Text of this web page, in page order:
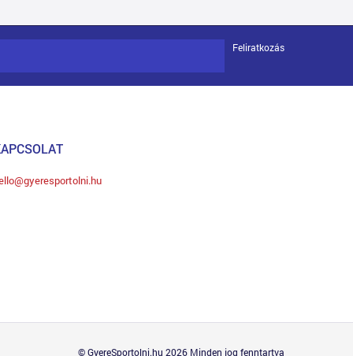
Feliratkozás
© GyereSportolni.hu 2026 Minden jog fenntartva